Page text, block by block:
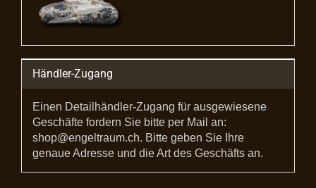
Händler-Zugang
Einen Detailhändler-Zugang für ausgewiesene
Geschäfte fordern Sie bitte per Mail an:
shop@engeltraum.ch. Bitte geben Sie Ihre
genaue Adresse und die Art des Geschäfts an.